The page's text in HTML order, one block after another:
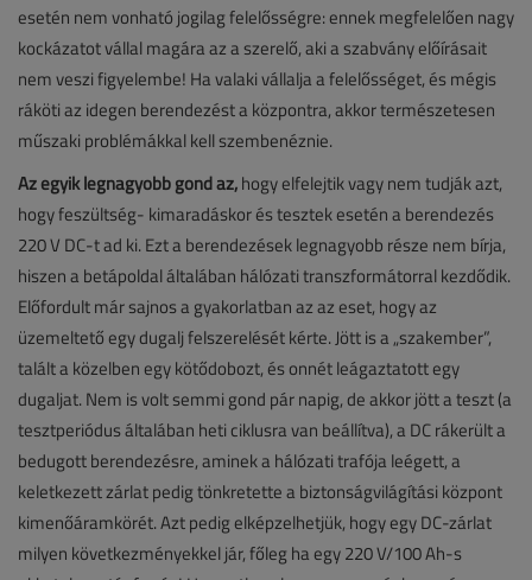
esetén nem vonható jogilag felelősségre: ennek megfelelően nagy
kockázatot vállal magára az a szerelő, aki a szabvány előírásait
nem veszi figyelembe! Ha valaki vállalja a felelősséget, és mégis
ráköti az idegen berendezést a központra, akkor természetesen
műszaki problémákkal kell szembenéznie.
Az egyik legnagyobb gond az,hogy elfelejtik vagy nem tudják azt,
hogy feszültség- kimaradáskor és tesztek esetén a berendezés
220 V DC-t ad ki. Ezt a berendezések legnagyobb része nem bírja,
hiszen a betápoldal általában hálózati transzformátorral kezdődik.
Előfordult már sajnos a gyakorlatban az az eset, hogy az
üzemeltető egy dugalj felszerelését kérte. Jött is a „szakember”,
talált a közelben egy kötődobozt, és onnét leágaztatott egy
dugaljat. Nem is volt semmi gond pár napig, de akkor jött a teszt (a
tesztperiódus általában heti ciklusra van beállítva), a DC rákerült a
bedugott berendezésre, aminek a hálózati trafója leégett, a
keletkezett zárlat pedig tönkretette a biztonságvilágítási központ
kimenőáramkörét. Azt pedig elképzelhetjük, hogy egy DC-zárlat
milyen következményekkel jár, főleg ha egy 220 V/100 Ah-s